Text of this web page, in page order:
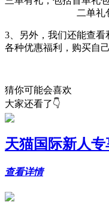
3、另外，我们还能查
各种优惠福利，购买自
猜你可能会喜欢
大家还看了👇
天猫国际新人
查看详情